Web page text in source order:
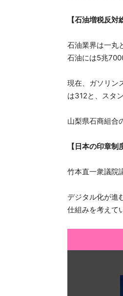
【石油増税反対
石油業界は一丸
石油には5兆
現在、ガソリン
は312と、スタ
山梨県石商組合
【日本の印章
竹本直一衆議院
デジタル化が進
仕組みを考えて